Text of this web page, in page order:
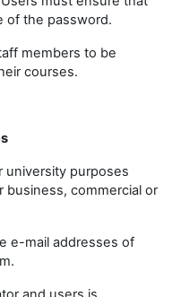
of the password.
members to be
courses.
university purposes
business, commercial or
e-mail addresses of